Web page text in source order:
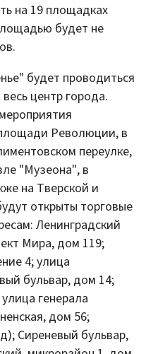
на 19 площадках
будет не
будет проводиться
центр города.
Революции, в
переулке,
"Музеона", в
на Тверской и
открыты торговые
Ленинградский
Мира, дом 119;
4; улица
бульвар, дом 14;
генерала
дом 56;
Сиреневый бульвар,